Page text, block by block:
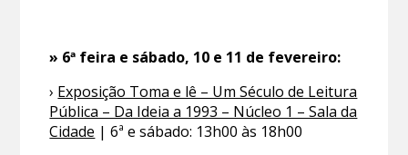
» 6ª feira e sábado, 10 e 11 de fevereiro:
› Exposição Toma e lê – Um Século de Leitura
Pública – Da Ideia a 1993 – Núcleo 1 – Sala da
Cidade | 6ª e sábado: 13h00 às 18h00